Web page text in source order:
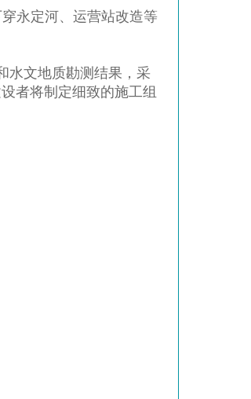
永定河、运营站改造等
水文地质勘测结果，采
者将制定细致的施工组